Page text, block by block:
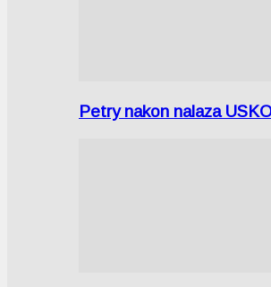
Petry nakon nalaza